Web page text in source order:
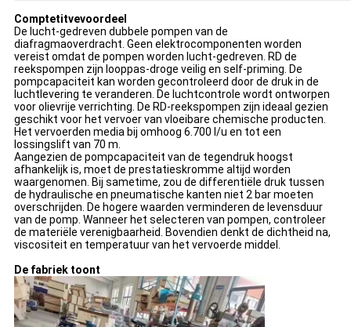
Comptetitvevoordeel
De lucht-gedreven dubbele pompen van de
diafragmaoverdracht. Geen elektrocomponenten worden
vereist omdat de pompen worden lucht-gedreven. RD de
reekspompen zijn looppas-droge veilig en self-priming. De
pompcapaciteit kan worden gecontroleerd door de druk in de
luchtlevering te veranderen. De luchtcontrole wordt ontworpen
voor olievrije verrichting. De RD-reekspompen zijn ideaal gezien
geschikt voor het vervoer van vloeibare chemische producten.
Het vervoerden media bij omhoog 6.700 l/u en tot een
lossingslift van 70 m.
Aangezien de pompcapaciteit van de tegendruk hoogst
afhankelijk is, moet de prestatieskromme altijd worden
waargenomen. Bij sametime, zou de differentiële druk tussen
de hydraulische en pneumatische kanten niet 2 bar moeten
overschrijden. De hogere waarden verminderen de levensduur
van de pomp. Wanneer het selecteren van pompen, controleer
de materiële verenigbaarheid. Bovendien denkt de dichtheid na,
viscositeit en temperatuur van het vervoerde middel.
De fabriek toont